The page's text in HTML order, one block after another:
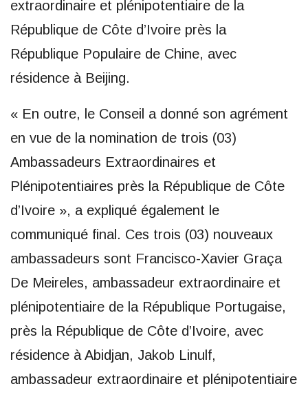
extraordinaire et plénipotentiaire de la
République de Côte d’Ivoire près la
République Populaire de Chine, avec
résidence à Beijing.
« En outre, le Conseil a donné son agrément
en vue de la nomination de trois (03)
Ambassadeurs Extraordinaires et
Plénipotentiaires près la République de Côte
d’Ivoire », a expliqué également le
communiqué final. Ces trois (03) nouveaux
ambassadeurs sont Francisco-Xavier Graça
De Meireles, ambassadeur extraordinaire et
plénipotentiaire de la République Portugaise,
près la République de Côte d’Ivoire, avec
résidence à Abidjan, Jakob Linulf,
ambassadeur extraordinaire et plénipotentiaire